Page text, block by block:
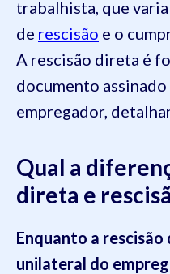
trabalhista, que
de rescisão e o
A rescisão direta é
documento
empregador,
Qual a
direta e
Enquanto a
unilateral do